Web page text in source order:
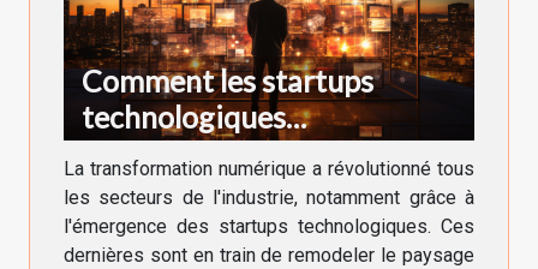
Comment les startups
technologiques
transforment-elles
l'industrie ?
La transformation numérique a révolutionné tous
les secteurs de l'industrie, notamment grâce à
l'émergence des startups technologiques. Ces
dernières sont en train de remodeler le paysage